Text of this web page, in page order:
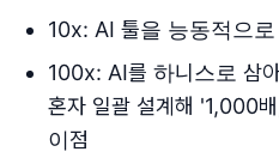
10x: AI 툴을 능동적으
100x: AI를 하니스로 삼
혼자 일괄 설계해 '1,000
이점